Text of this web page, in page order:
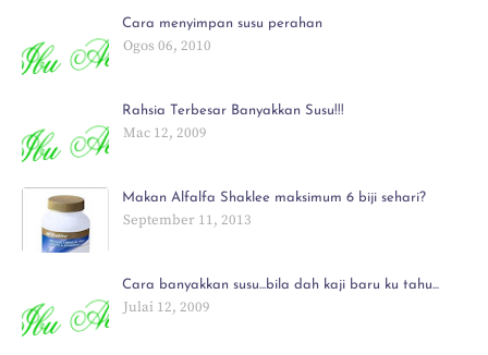
Cara menyimpan susu perahan
Ogos 06, 2010
Rahsia Terbesar Banyakkan Susu!!!
Mac 12, 2009
Makan Alfalfa Shaklee maksimum 6 biji sehari?
September 11, 2013
Cara banyakkan susu...bila dah kaji baru ku tahu...
Julai 12, 2009